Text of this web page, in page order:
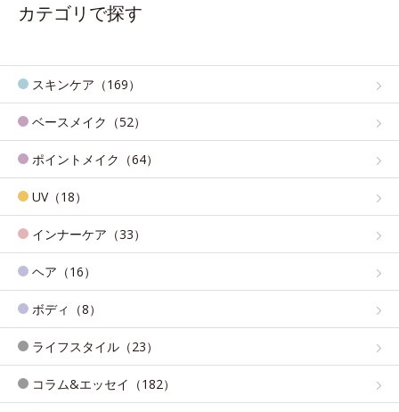
カテゴリで探す
スキンケア（169）
ベースメイク（52）
ポイントメイク（64）
UV（18）
インナーケア（33）
ヘア（16）
ボディ（8）
ライフスタイル（23）
コラム&エッセイ（182）